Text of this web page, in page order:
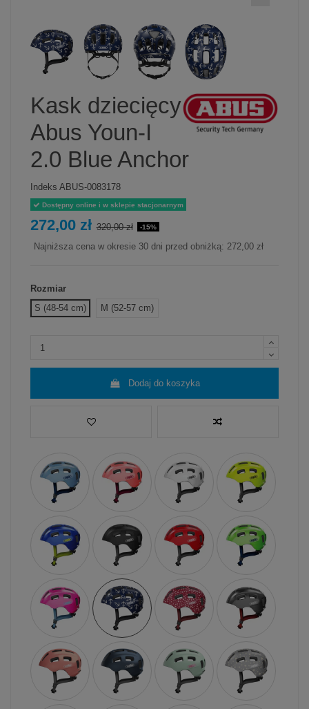
Kask dziecięcy
Abus Youn-I
2.0 Blue Anchor
Indeks ABUS-0083178
Dostępny online i w sklepie stacjonarnym
272,00 zł 320,00 zł -15%
Najniższa cena w okresie 30 dni przed obniżką: 272,00 zł
Rozmiar
S (48-54 cm)
M (52-57 cm)
Dodaj do koszyka